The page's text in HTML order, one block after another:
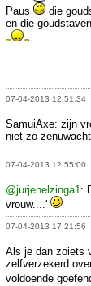
Paus
die
en die
.
07-04-2013 12:51:34
SamuiAxe: zijn
niet zo
07-04-2013 12:55:00
@jurjenelzinga1:
vrouw....'
07-04-2013 17:21:56
Als je dan zoiets
zelfverzekerd
voldoende